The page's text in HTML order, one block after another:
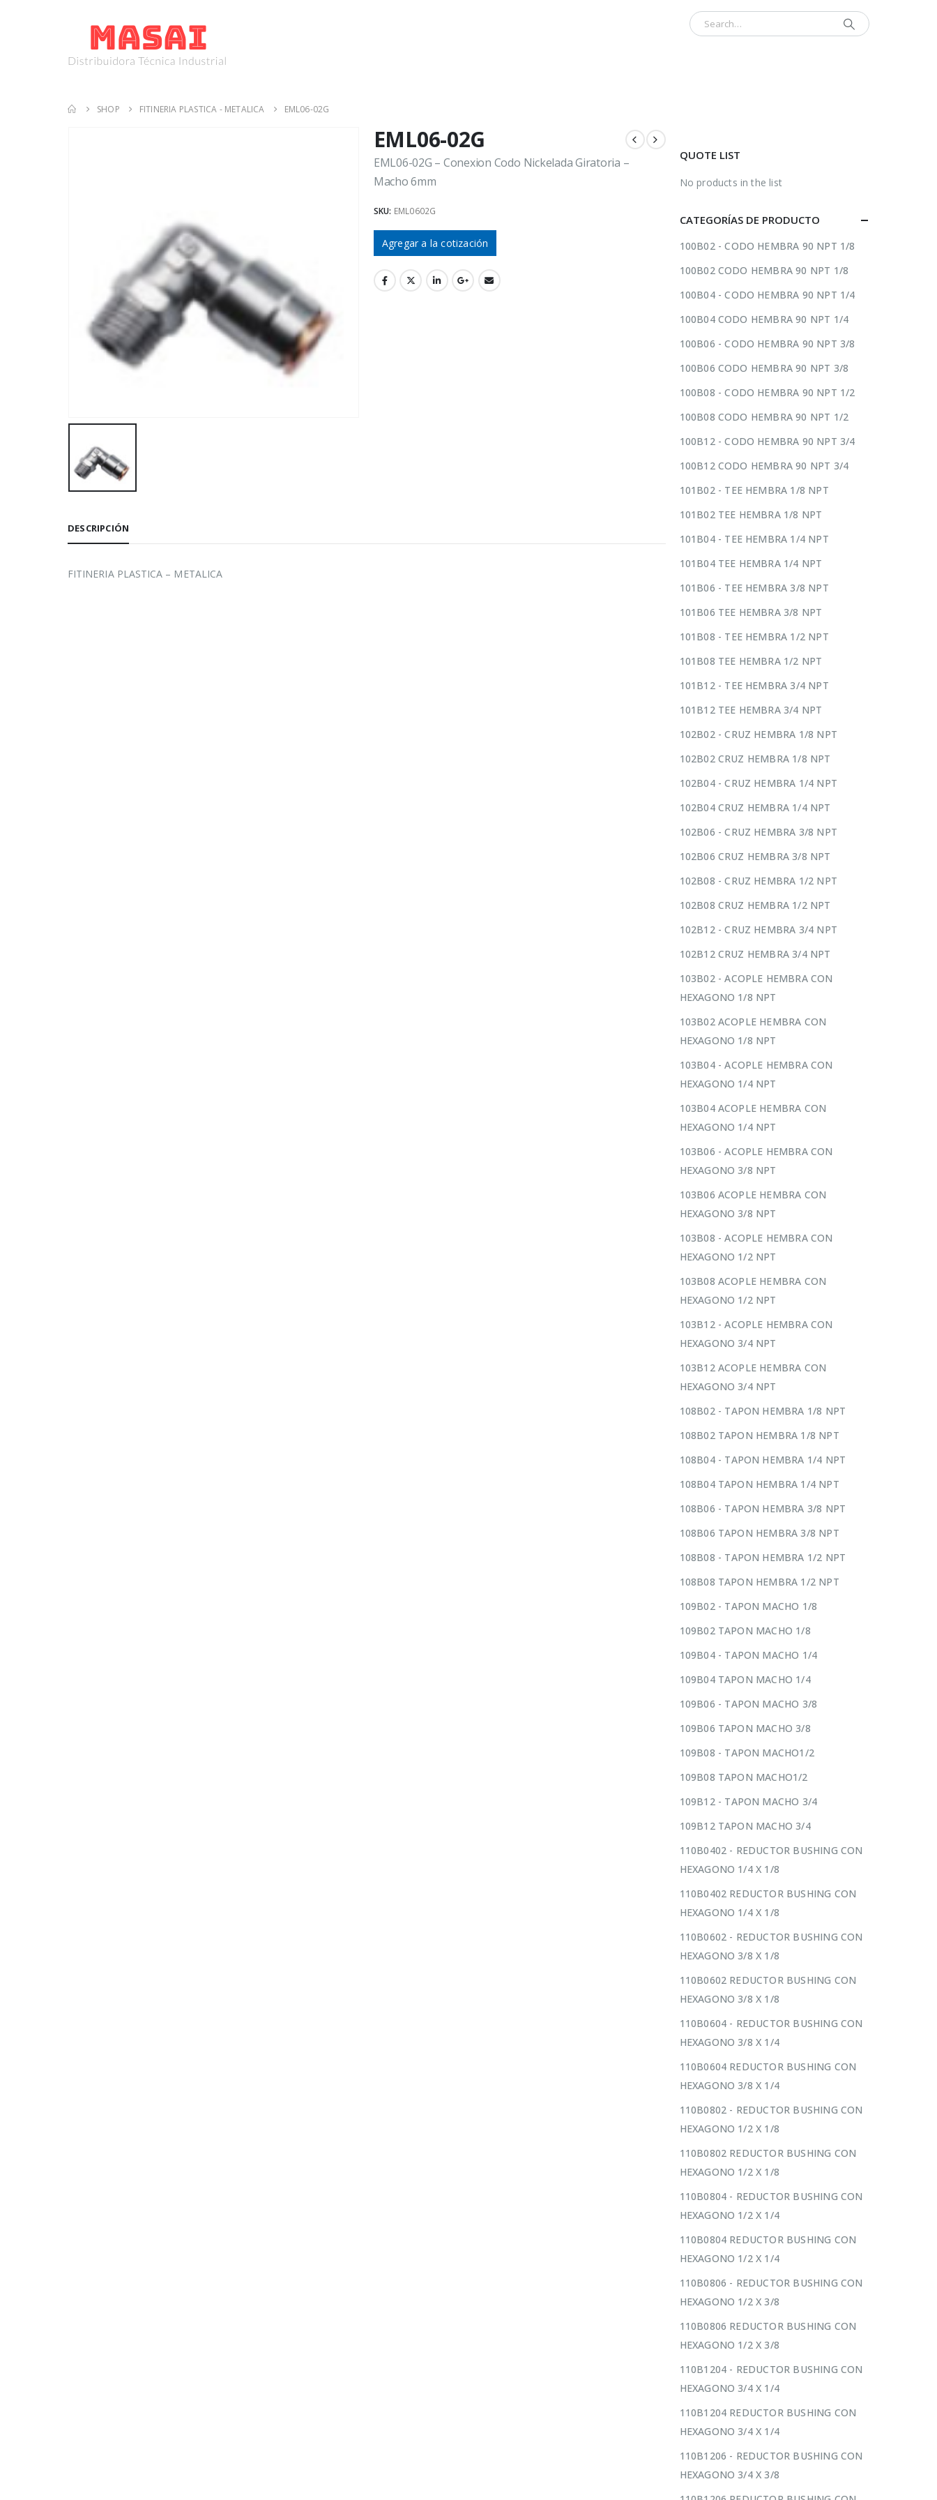
SHOP FITINERIA PLASTICA - METALICA EML06-02G
EML06-02G
EML06-02G – Conexion Codo Nickelada Giratoria –
Macho 6mm
SKU: EML0602G
Agregar a la cotización
DESCRIPCIÓN
FITINERIA PLASTICA – METALICA
QUOTE LIST
No products in the list
CATEGORÍAS DE PRODUCTO
100B02 - CODO HEMBRA 90 NPT 1/8
100B02 CODO HEMBRA 90 NPT 1/8
100B04 - CODO HEMBRA 90 NPT 1/4
100B04 CODO HEMBRA 90 NPT 1/4
100B06 - CODO HEMBRA 90 NPT 3/8
100B06 CODO HEMBRA 90 NPT 3/8
100B08 - CODO HEMBRA 90 NPT 1/2
100B08 CODO HEMBRA 90 NPT 1/2
100B12 - CODO HEMBRA 90 NPT 3/4
100B12 CODO HEMBRA 90 NPT 3/4
101B02 - TEE HEMBRA 1/8 NPT
101B02 TEE HEMBRA 1/8 NPT
101B04 - TEE HEMBRA 1/4 NPT
101B04 TEE HEMBRA 1/4 NPT
101B06 - TEE HEMBRA 3/8 NPT
101B06 TEE HEMBRA 3/8 NPT
101B08 - TEE HEMBRA 1/2 NPT
101B08 TEE HEMBRA 1/2 NPT
101B12 - TEE HEMBRA 3/4 NPT
101B12 TEE HEMBRA 3/4 NPT
102B02 - CRUZ HEMBRA 1/8 NPT
102B02 CRUZ HEMBRA 1/8 NPT
102B04 - CRUZ HEMBRA 1/4 NPT
102B04 CRUZ HEMBRA 1/4 NPT
102B06 - CRUZ HEMBRA 3/8 NPT
102B06 CRUZ HEMBRA 3/8 NPT
102B08 - CRUZ HEMBRA 1/2 NPT
102B08 CRUZ HEMBRA 1/2 NPT
102B12 - CRUZ HEMBRA 3/4 NPT
102B12 CRUZ HEMBRA 3/4 NPT
103B02 - ACOPLE HEMBRA CON
HEXAGONO 1/8 NPT
103B02 ACOPLE HEMBRA CON
HEXAGONO 1/8 NPT
103B04 - ACOPLE HEMBRA CON
HEXAGONO 1/4 NPT
103B04 ACOPLE HEMBRA CON
HEXAGONO 1/4 NPT
103B06 - ACOPLE HEMBRA CON
HEXAGONO 3/8 NPT
103B06 ACOPLE HEMBRA CON
HEXAGONO 3/8 NPT
103B08 - ACOPLE HEMBRA CON
HEXAGONO 1/2 NPT
103B08 ACOPLE HEMBRA CON
HEXAGONO 1/2 NPT
103B12 - ACOPLE HEMBRA CON
HEXAGONO 3/4 NPT
103B12 ACOPLE HEMBRA CON
HEXAGONO 3/4 NPT
108B02 - TAPON HEMBRA 1/8 NPT
108B02 TAPON HEMBRA 1/8 NPT
108B04 - TAPON HEMBRA 1/4 NPT
108B04 TAPON HEMBRA 1/4 NPT
108B06 - TAPON HEMBRA 3/8 NPT
108B06 TAPON HEMBRA 3/8 NPT
108B08 - TAPON HEMBRA 1/2 NPT
108B08 TAPON HEMBRA 1/2 NPT
109B02 - TAPON MACHO 1/8
109B02 TAPON MACHO 1/8
109B04 - TAPON MACHO 1/4
109B04 TAPON MACHO 1/4
109B06 - TAPON MACHO 3/8
109B06 TAPON MACHO 3/8
109B08 - TAPON MACHO1/2
109B08 TAPON MACHO1/2
109B12 - TAPON MACHO 3/4
109B12 TAPON MACHO 3/4
110B0402 - REDUCTOR BUSHING CON
HEXAGONO 1/4 X 1/8
110B0402 REDUCTOR BUSHING CON
HEXAGONO 1/4 X 1/8
110B0602 - REDUCTOR BUSHING CON
HEXAGONO 3/8 X 1/8
110B0602 REDUCTOR BUSHING CON
HEXAGONO 3/8 X 1/8
110B0604 - REDUCTOR BUSHING CON
HEXAGONO 3/8 X 1/4
110B0604 REDUCTOR BUSHING CON
HEXAGONO 3/8 X 1/4
110B0802 - REDUCTOR BUSHING CON
HEXAGONO 1/2 X 1/8
110B0802 REDUCTOR BUSHING CON
HEXAGONO 1/2 X 1/8
110B0804 - REDUCTOR BUSHING CON
HEXAGONO 1/2 X 1/4
110B0804 REDUCTOR BUSHING CON
HEXAGONO 1/2 X 1/4
110B0806 - REDUCTOR BUSHING CON
HEXAGONO 1/2 X 3/8
110B0806 REDUCTOR BUSHING CON
HEXAGONO 1/2 X 3/8
110B1204 - REDUCTOR BUSHING CON
HEXAGONO 3/4 X 1/4
110B1204 REDUCTOR BUSHING CON
HEXAGONO 3/4 X 1/4
110B1206 - REDUCTOR BUSHING CON
HEXAGONO 3/4 X 3/8